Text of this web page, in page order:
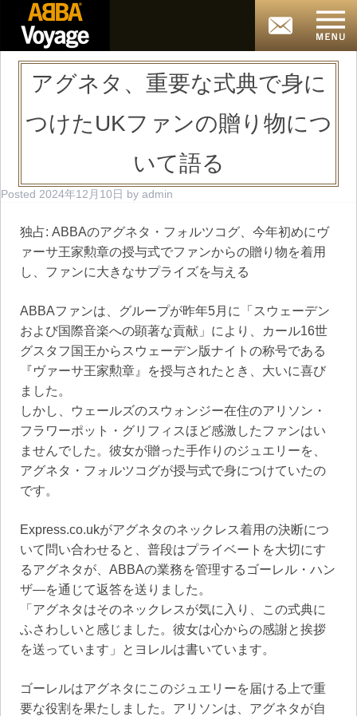
アグネタ、重要な式典で身に
つけたUKファンの贈り物につ
いて語る
Posted 2024年12月10日 by admin
独占: ABBAのアグネタ・フォルツコグ、今年初めにヴ
ァーサ王家勲章の授与式でファンからの贈り物を着用
し、ファンに大きなサプライズを与える
ABBAファンは、グループが昨年5月に「スウェーデン
および国際音楽への顕著な貢献」により、カール16世
グスタフ国王からスウェーデン版ナイトの称号である
『ヴァーサ王家勲章』を授与されたとき、大いに喜び
ました。
しかし、ウェールズのスウォンジー在住のアリソン・
フラワーポット・グリフィスほど感激したファンはい
ませんでした。彼女が贈った手作りのジュエリーを、
アグネタ・フォルツコグが授与式で身につけていたの
です。
Express.co.ukがアグネタのネックレス着用の決断につ
いて問い合わせると、普段はプライベートを大切にす
るアグネタが、ABBAの業務を管理するゴーレル・ハン
ザ―を通じて返答を送りました。
「アグネタはそのネックレスが気に入り、この式典に
ふさわしいと感じました。彼女は心からの感謝と挨拶
を送っています」とヨレルは書いています。
ゴーレルはアグネタにこのジュエリーを届ける上で重
要な役割を果たしました。アリソンは、アグネタが自